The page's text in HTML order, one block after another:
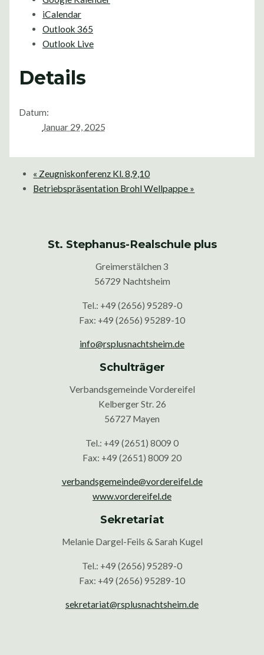
iCalendar
Outlook 365
Outlook Live
Details
Datum:
Januar 29, 2025
« Zeugniskonferenz Kl. 8,9,10
Betriebspräsentation Brohl Wellpappe »
St. Stephanus-Realschule plus
Greimerstälchen 3
56729 Nachtsheim
Tel.: +49 (2656) 95289-0
Fax: +49 (2656) 95289-10
info@rsplusnachtsheim.de
Schulträger
Verbandsgemeinde Vordereifel
Kelberger Str. 26
56727 Mayen
Tel.: +49 (2651) 8009 0
Fax: +49 (2651) 8009 20
verbandsgemeinde@vordereifel.de
www.vordereifel.de
Sekretariat
Melanie Dargel-Feils & Sarah Kugel
Tel.: +49 (2656) 95289-0
Fax: +49 (2656) 95289-10
sekretariat@rsplusnachtsheim.de